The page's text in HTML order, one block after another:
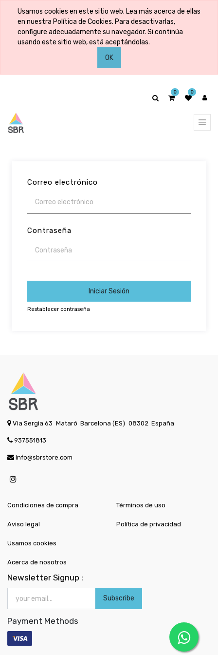
Usamos cookies en este sitio web. Lea más acerca de ellas
en nuestra Política de Cookies. Para desactivarlas,
configure adecuadamente su navegador. Si continúa
usando este sitio web, está aceptándolas.
OK
0 0
Correo electrónico
Contraseña
Iniciar Sesión
Restablecer contraseña
Via Sergia 63 Mataró Barcelona (ES) 08302 España
937551813
info@sbrstore.com
Condiciones de compra
Aviso legal
Términos de uso
Política de privacidad
Usamos cookies
Acerca de nosotros
Newsletter Signup :
Subscribe
Payment Methods